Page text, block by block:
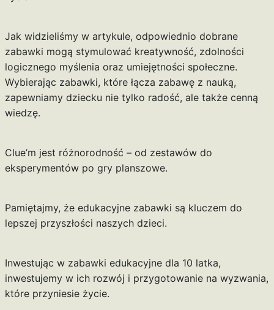
Jak widzieliśmy w artykule, odpowiednio dobrane
zabawki mogą stymulować kreatywność, zdolności
logicznego myślenia oraz umiejętności społeczne.
Wybierając zabawki, które łącza zabawę z nauką,
zapewniamy dziecku nie tylko radość, ale także cenną
wiedzę.
Clue’m jest różnorodność – od zestawów do
eksperymentów po gry planszowe.
Pamiętajmy, że edukacyjne zabawki są kluczem do
lepszej przyszłości naszych dzieci.
Inwestując w zabawki edukacyjne dla 10 latka,
inwestujemy w ich rozwój i przygotowanie na wyzwania,
które przyniesie życie.